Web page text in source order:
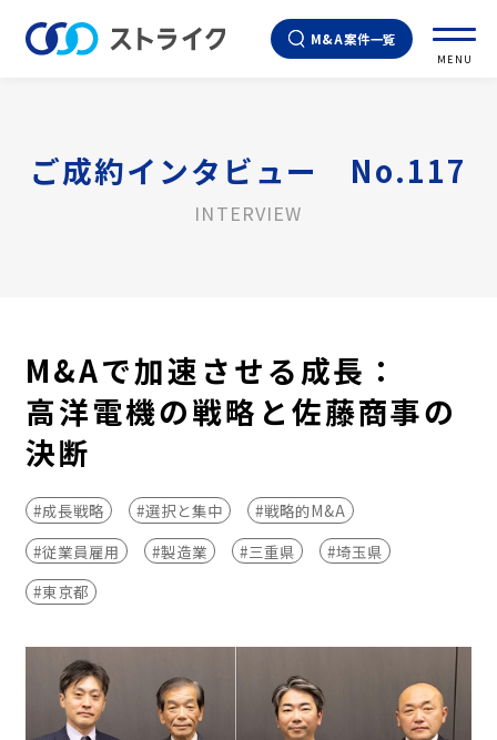
M&A案件一覧
MENU
ご成約インタビュー No.117
INTERVIEW
M&Aで加速させる成長：
高洋電機の戦略と佐藤商事の
決断
#成長戦略 #選択と集中
#戦略的M&A
#従業員雇用
#製造業 #三重県
#埼玉県
#東京都